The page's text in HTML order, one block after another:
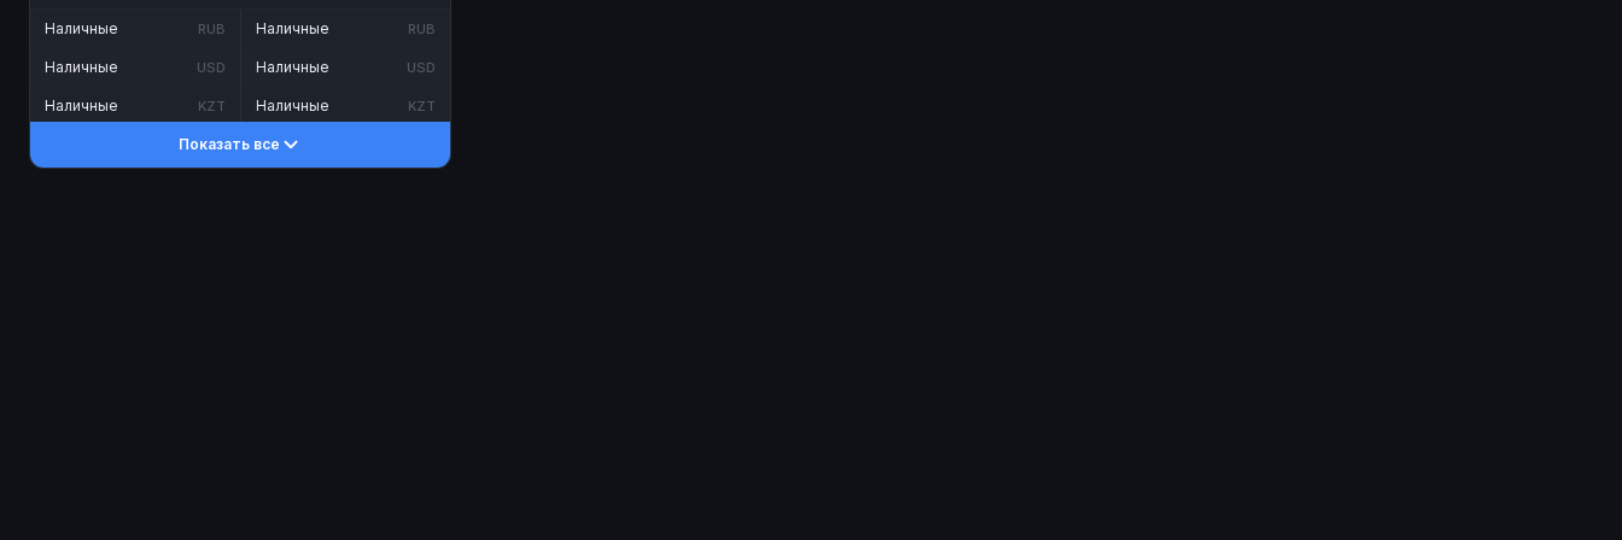
Наличные RUB
Наличные USD
Наличные KZT
Наличные RUB
Наличные USD
Наличные KZT
Показать все